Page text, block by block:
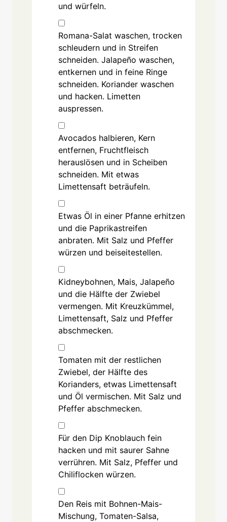
und würfeln.
Romana-Salat waschen, trocken
schleudern und in Streifen
schneiden. Jalapeño waschen,
entkernen und in feine Ringe
schneiden. Koriander waschen
und hacken. Limetten
auspressen.
Avocados halbieren, Kern
entfernen, Fruchtfleisch
herauslösen und in Scheiben
schneiden. Mit etwas
Limettensaft beträufeln.
Etwas Öl in einer Pfanne erhitzen
und die Paprikastreifen
anbraten. Mit Salz und Pfeffer
würzen und beiseitestellen.
Kidneybohnen, Mais, Jalapeño
und die Hälfte der Zwiebel
vermengen. Mit Kreuzkümmel,
Limettensaft, Salz und Pfeffer
abschmecken.
Tomaten mit der restlichen
Zwiebel, der Hälfte des
Korianders, etwas Limettensaft
und Öl vermischen. Mit Salz und
Pfeffer abschmecken.
Für den Dip Knoblauch fein
hacken und mit saurer Sahne
verrühren. Mit Salz, Pfeffer und
Chiliflocken würzen.
Den Reis mit Bohnen-Mais-
Mischung, Tomaten-Salsa,